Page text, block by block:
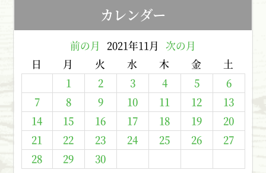
カレンダー
前の月 2021年11月 次の月
日
月 火 水 木 金
土
1
2 3 4 5
6
7
8 9 10 11 12
13
14
15 16 17 18 19
20
21
22 23 24 25 26
27
28
29 30